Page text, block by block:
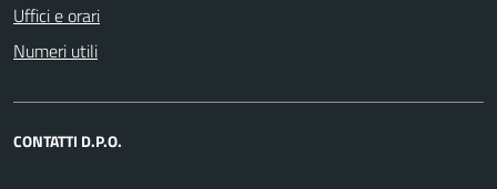
Uffici e orari
Numeri utili
CONTATTI D.P.O.